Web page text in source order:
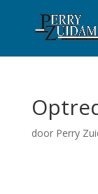
door Perry